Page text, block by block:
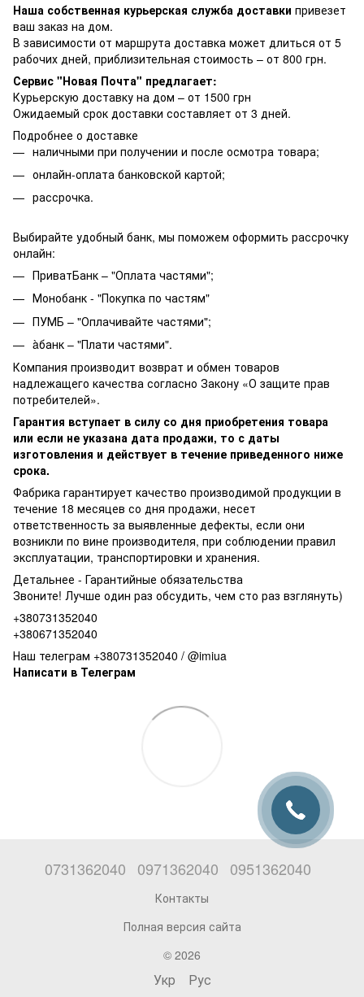
Наша собственная курьерская служба доставки привезет
ваш заказ на дом.
В зависимости от маршрута доставка может длиться от 5
рабочих дней, приблизительная стоимость – от 800 грн.
Сервис "Новая Почта" предлагает:
Курьерскую доставку на дом – от 1500 грн
Ожидаемый срок доставки составляет от 3 дней.
Подробнее о доставке
наличными при получении и после осмотра товара;
онлайн-оплата банковской картой;
рассрочка.
Выбирайте удобный банк, мы поможем оформить рассрочку
онлайн:
ПриватБанк – "Оплата частями";
Монобанк - "Покупка по частям"
ПУМБ – "Оплачивайте частями";
àбанк – "Плати частями".
Компания производит возврат и обмен товаров
надлежащего качества согласно Закону «О защите прав
потребителей».
Гарантия вступает в силу со дня приобретения товара
или если не указана дата продажи, то с даты
изготовления и действует в течение приведенного ниже
срока.
Фабрика гарантирует качество производимой продукции в
течение 18 месяцев со дня продажи, несет
ответственность за выявленные дефекты, если они
возникли по вине производителя, при соблюдении правил
эксплуатации, транспортировки и хранения.
Детальнее - Гарантийные обязательства
Звоните! Лучше один раз обсудить, чем сто раз взглянуть)
+380731352040
+380671352040
Наш телеграм +380731352040 / @imiua
Написати в Телеграм
0731362040 0971362040 0951362040
Контакты
Полная версия сайта
© 2026
Укр Рус